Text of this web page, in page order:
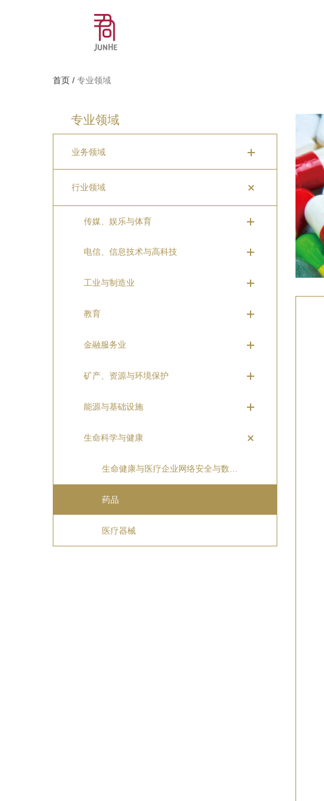
首页 / 专业领域
专业领域
业务领域
行业领域
传媒、娱乐与体育
电信、信息技术与高科技
工业与制造业
教育
金融服务业
矿产、资源与环境保护
能源与基础设施
生命科学与健康
药品
医疗器械